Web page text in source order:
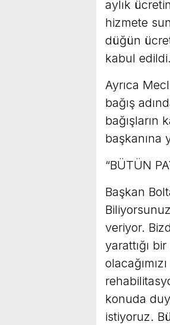
aylık
hizmete
düğün
kabul edildi.
Ayrıca
bağış
bağışların
başkanına
“BÜTÜN
Başkan
veriyor.
yarattığı
konuda
istiyoruz.